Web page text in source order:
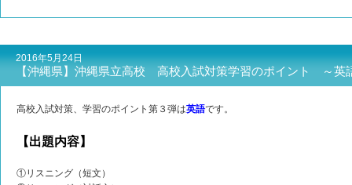
2016年5月24日
【沖縄県】沖縄県立高校 高校入試対策学習のポイント ～英
高校入試対策、学習のポイント第３弾は英語です。
【出題内容】
①リスニング（短文）